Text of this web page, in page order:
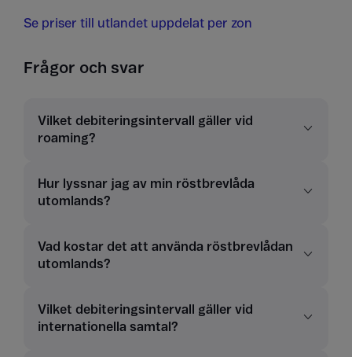
Se priser till utlandet uppdelat per zon
Frågor och svar
Vilket debiteringsintervall gäller vid
roaming?
Hur lyssnar jag av min röstbrevlåda
utomlands?
Vad kostar det att använda röstbrevlådan
utomlands?
Vilket debiteringsintervall gäller vid
internationella samtal?